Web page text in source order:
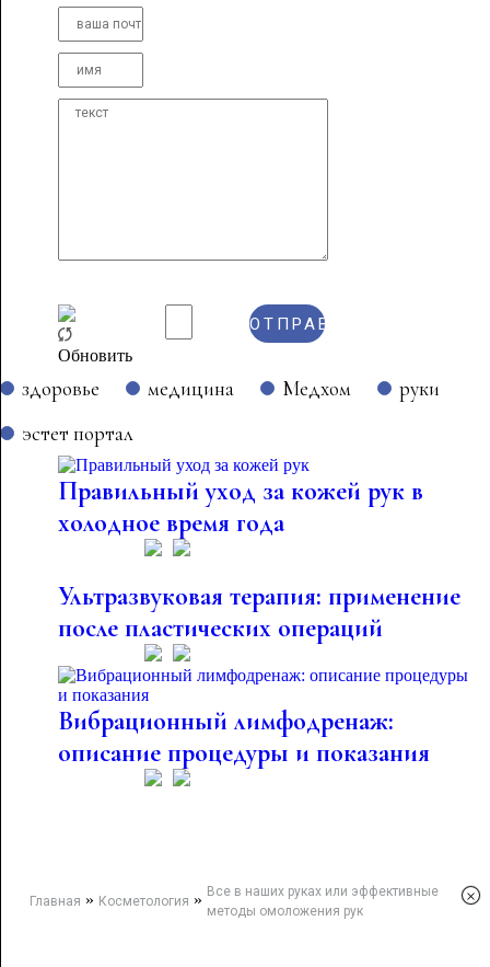
Обновить
здоровье медицина Медхом
руки
эстет портал
Правильный уход за кожей рук в
холодное время года
Ультразвуковая терапия: применение
после пластических операций
Вибрационный лимфодренаж:
описание процедуры и показания
Главная » Косметология » Все в наших руках или эффективные
методы омоложения рук
×